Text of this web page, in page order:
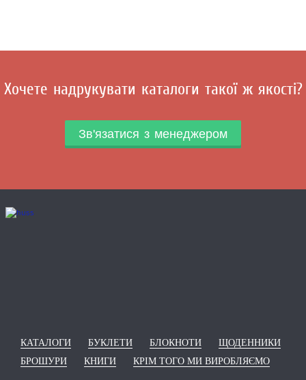
Хочете надрукувати каталоги такої ж якості?
Зв'язатися з менеджером
КАТАЛОГИ БУКЛЕТИ БЛОКНОТИ
ЩОДЕННИКИ
БРОШУРИ
КНИГИ КРІМ ТОГО МИ ВИРОБЛЯЄМО